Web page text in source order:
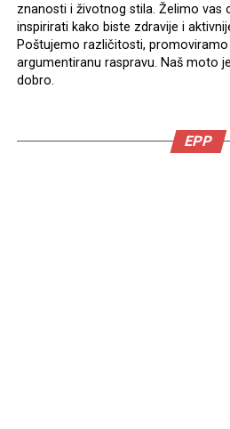
znanosti i životnog stila. Želimo vas
inspirirati kako biste zdravije i
Poštujemo različitosti,
argumentiranu raspravu. Naš moto
dobro.
EPP